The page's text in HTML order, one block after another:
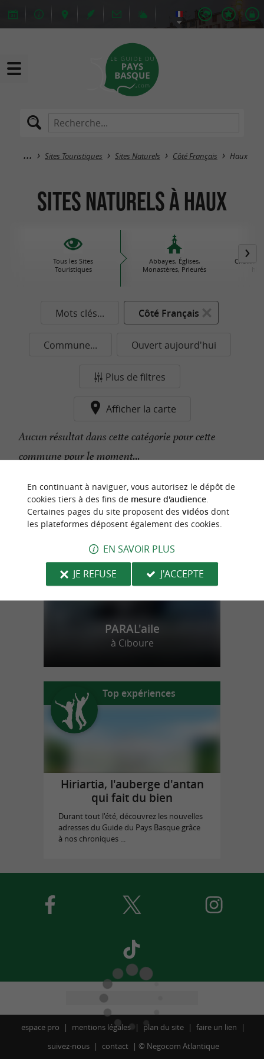
Sites Touristiques Sites Naturels Côté Français Haux
Sites Naturels à Haux
Tous les Sites
Touristiques
Abbayes, Églises,
Monastères, Prieurés
Mots clés... Côté Français
Commune... Ouvert aujourd'hui
Plus de filtres
Afficher la carte
Aucun résultat dans cette catégorie pour cette
commune pour le moment...
n
o
t
r
e
c
o
u
p
d
e
c
o
e
u
r
PARAL'aile
à Ciboure
Top expériences
Hiriartia, l'auberge d'antan
qui fait du bien
Durant tout l'été, découvrez les nouvelles
adresses du Guide du Pays Basque grâce
à nos chroniques ...
espace pro mentions légales plan du site
faire un lien
suivez-nous
contact © Negocom Atlantique
En continuant à naviguer, vous autorisez le dépôt de
cookies tiers à des fins de mesure d'audience.
Certaines pages du site proposent des vidéosdont
les plateformes déposent également des cookies.
EN SAVOIR PLUS
JE REFUSE
J'ACCEPTE